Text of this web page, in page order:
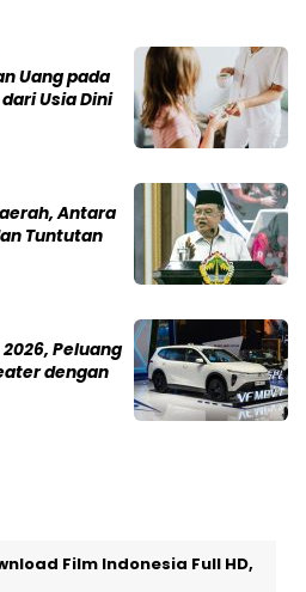
Uang pada
Usia Dini
Antara
Tuntutan
2026, Peluang
dengan
Film Indonesia Full HD,